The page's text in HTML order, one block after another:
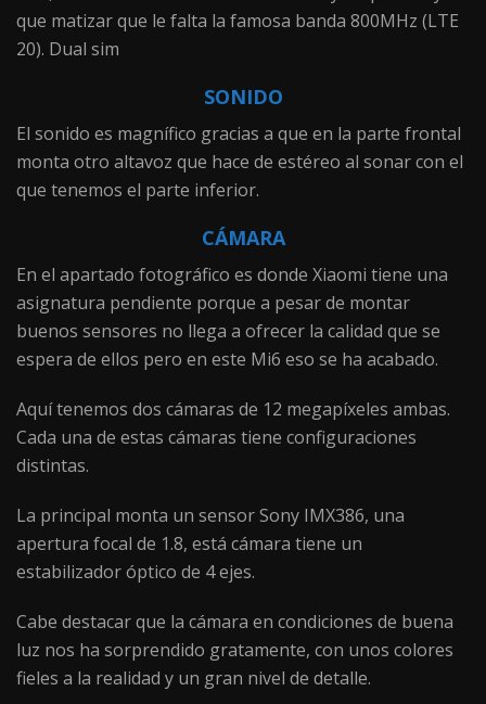
que matizar que le falta la famosa banda 800MHz (LTE
20). Dual sim
SONIDO
El sonido es magnífico gracias a que en la parte frontal
monta otro altavoz que hace de estéreo al sonar con el
que tenemos el parte inferior.
CÁMARA
En el apartado fotográfico es donde Xiaomi tiene una
asignatura pendiente porque a pesar de montar
buenos sensores no llega a ofrecer la calidad que se
espera de ellos pero en este Mi6 eso se ha acabado.
Aquí tenemos dos cámaras de 12 megapíxeles ambas.
Cada una de estas cámaras tiene configuraciones
distintas.
La principal monta un sensor Sony IMX386, una
apertura focal de 1.8, está cámara tiene un
estabilizador óptico de 4 ejes.
Cabe destacar que la cámara en condiciones de buena
luz nos ha sorprendido gratamente, con unos colores
fieles a la realidad y un gran nivel de detalle.